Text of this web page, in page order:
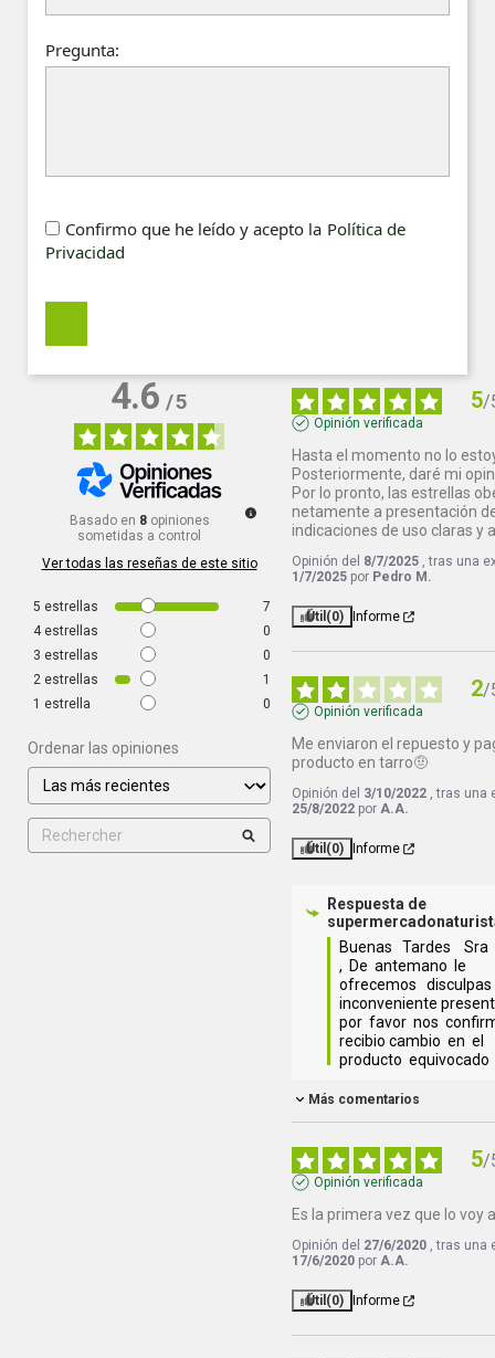
Pregunta:
Confirmo que he leído y acepto la Política de
Privacidad
4.6/5
Basado en 8 opiniones
sometidas a control
Ver todas las reseñas de este sitio
5 estrellas
7
4 estrellas
0
3 estrellas
0
2 estrellas
1
1 estrella 0
Ordenar las opiniones
5/
Opinión verificada
Hasta el momento no lo
Posteriormente, daré mi
Por lo pronto, las estrellas
netamente a presentación
indicaciones de uso claras y
Opinión del 8/7/2025 , tras una
1/7/2025 por Pedro M.
Útil (0) Informe
2/
Opinión verificada
Me enviaron el repuesto y
producto en tarro🤨
Opinión del 3/10/2022 , tras una
25/8/2022 porA.A.
Útil (0) Informe
Respuesta de
Buenas   Tardes    Sra
,  De  antemano  le
ofrecemos   disculpas
inconveniente
por  favor  nos
recibio cambio  en  el
producto  equivocado
Más comentarios
5/
Opinión verificada
Es la primera vez que lo voy
Opinión del 27/6/2020 , tras una
17/6/2020 porA.A.
Útil (0) Informe